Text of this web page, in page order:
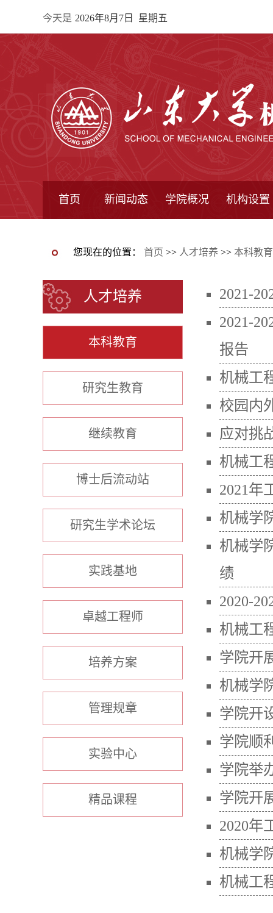
今天是 2026年8月7日 星期五
首页 新闻动态 学院概况 机构设置
您现在的位置： 首页 >> 人才培养 >> 本科教育
人才培养
本科教育
研究生教育
继续教育
博士后流动站
研究生学术论坛
实践基地
卓越工程师
培养方案
管理规章
实验中心
精品课程
2021-
2021-
报告
机械工
校园内
应对挑
机械工
2021年
机械学
机械学
绩
2020-
机械工
学院开
机械学
学院开
学院顺
学院举
学院开
2020年
机械学
机械工